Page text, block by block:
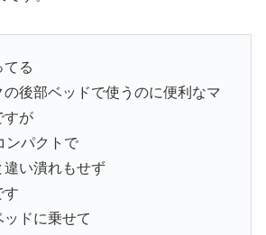
てる
後部ベッドで使うのに便利なマ
すが
ンパクトで
違い潰れもせず
す
ドに乗せて